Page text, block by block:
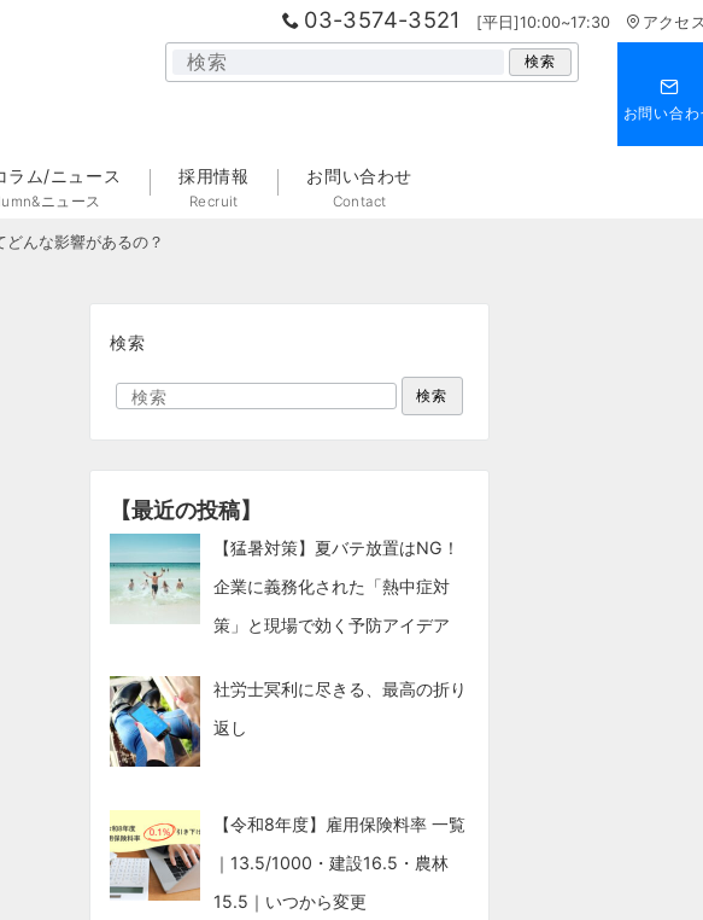
03-3574-3521 [平日]10:00~17:30 アクセ
検索
お問い合わ
ラム/ニュース
ニュース
採用情報
Recruit
お問い合わせ
Contact
どんな影響があるの？
検索
検索
【最近の投稿】
【猛暑対策】夏バテ放置はNG！
企業に義務化された「熱中症対
策」と現場で効く予防アイデア
社労士冥利に尽きる、最高の折り
返し
【令和8年度】雇用保険料率 一覧
｜13.5/1000・建設16.5・農林
15.5｜いつから変更